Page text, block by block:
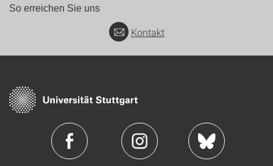
So erreichen Sie uns
Kontakt